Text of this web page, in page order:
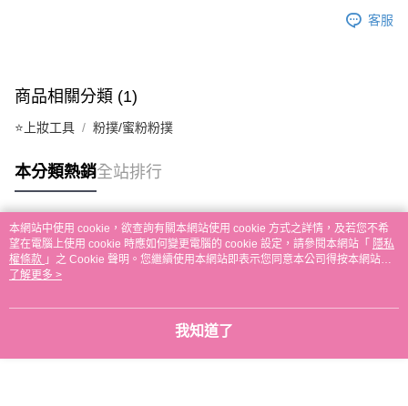
※ 請注意：結帳手續完成當下不需立刻繳費，但若您需要取消訂單，請聯絡
購買商品的店家。未經商家同意取消之訂單仍視為有效，需透過AFTEE先享
客戶支援中心」https://netprotections.freshdesk.com/support/home
【注意事項】
易，需依本服務之必要範圍內提供個人資料，並將交易相關給付款項請求債
權轉讓予恩沛科技股份有限公司。
２．關於個人資料處理事宜，請瀏覽以下網址：
https://aftee.tw/terms/#terms3
３．未成年的使用者請事先徵得法定代理人或監護人之同意方可使用
「AFTEE先享後付」，若未經同意申辦者引起之損失，本公司不負相關責
任。
４．使用「AFTEE先享後付」時，將依據個別帳號之用戶狀況，依本公司即
請求用戶進行身份認證。
５．嚴禁一人註冊多個帳號或使用他人資訊註冊。若發現惡意使用之情形，
每筆NT$65，滿NT$499(含以上)免運費
宅配
離島-宅配
每筆NT$120，滿NT$499(含以上)免運費
國家/地區配送 查看運費
客服
商品相關分類 (1)
⭐上妝工具 粉撲/蜜粉粉撲
本分類熱銷全站排行
熱門標籤
本網站中使用 cookie，欲查詢有關本網站使用 cookie 方式之詳情，及若您不希
望在電腦上使用 cookie 時應如何變更電腦的 cookie 設定，請參閱本網站「 隱私
權條款 」之 Cookie 聲明。您繼續使用本網站即表示您同意本公司得按本網站使
用條款之 Cookie 聲明使用 cookie。
了解更多 >
我知道了